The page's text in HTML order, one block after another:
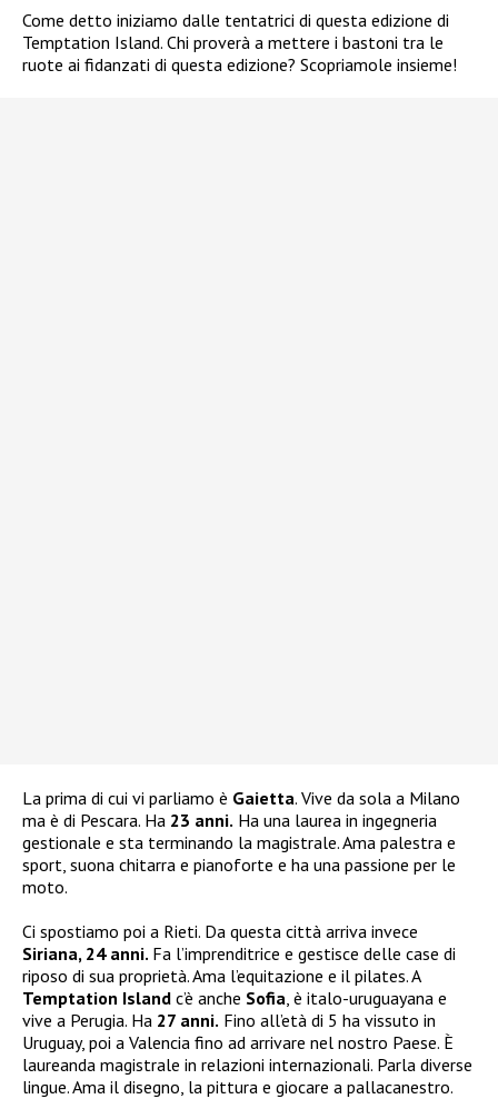
Come detto iniziamo dalle tentatrici di questa edizione di
Temptation Island. Chi proverà a mettere i bastoni tra le
ruote ai fidanzati di questa edizione? Scopriamole insieme!
La prima di cui vi parliamo è Gaietta. Vive da sola a Milano
ma è di Pescara. Ha 23 anni. Ha una laurea in ingegneria
gestionale e sta terminando la magistrale. Ama palestra e
sport, suona chitarra e pianoforte e ha una passione per le
moto.
Ci spostiamo poi a Rieti. Da questa città arriva invece
Siriana, 24 anni. Fa l’imprenditrice e gestisce delle case di
riposo di sua proprietà. Ama l’equitazione e il pilates. A
Temptation Island c’è anche Sofia , è italo-uruguayana e
vive a Perugia. Ha 27 anni. Fino all’età di 5 ha vissuto in
Uruguay, poi a Valencia fino ad arrivare nel nostro Paese. È
laureanda magistrale in relazioni internazionali. Parla diverse
lingue. Ama il disegno, la pittura e giocare a pallacanestro.